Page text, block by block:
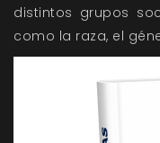
distintos grupos
como la raza, el